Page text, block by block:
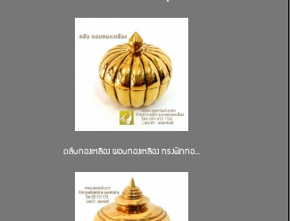
ตลับทองเหลือง ผอบทองเหลือง ทรงฟักทอ...